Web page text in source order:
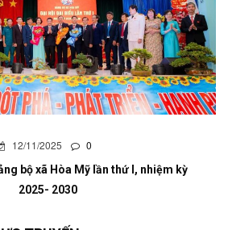
12/11/2025 0
bộ xã Hòa Mỹ lần thứ I, nhiệm kỳ
2025- 2030